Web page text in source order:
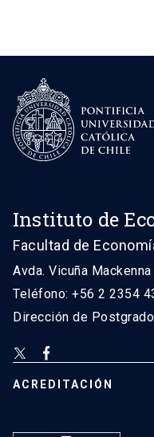
Instituto de
Facultad de
Avda. Vicuña
Teléfono: +56 2 2354
Dirección de
ACREDITACIÓN